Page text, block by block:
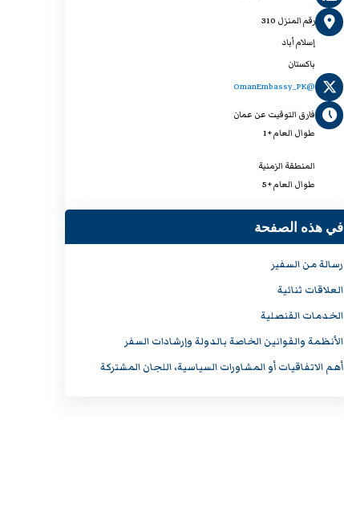
رقم المنزل 310
إسلام أباد
باكستان
@OmanEmbassy_PK
فارق التوقيت عن عمان
طوال العام +1
المنطقة الزمنية
طوال العام +5
في هذه الصفحة
رسالة من السفير
العلاقات ثنائية
الخدمات القنصلية
الأنظمة والقوانين الخاصة بالدولة وإرشادات السفر
أهم الاتفاقيات أو المشاورات السياسية، اللجان المشتركة